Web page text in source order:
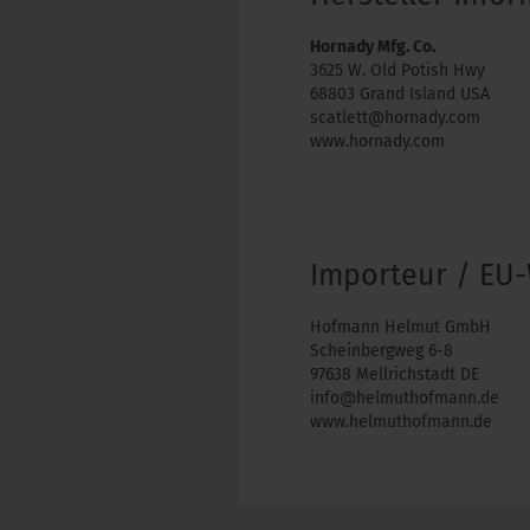
Hornady Mfg. Co.
3625 W. Old Potish Hwy
68803 Grand Island USA
scatlett@hornady.com
www.hornady.com
Importeur /
Hofmann Helmut GmbH
Scheinbergweg 6-8
97638 Mellrichstadt DE
info@helmuthofmann.de
www.helmuthofmann.de